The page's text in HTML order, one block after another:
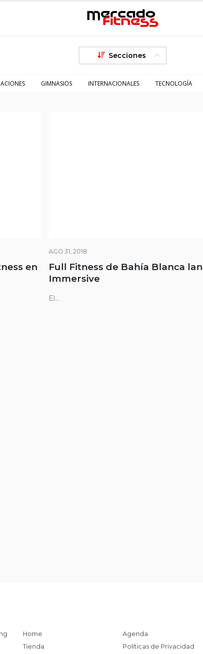
Secciones
GIMNASIOS INTERNACIONALES TECNOLOGÍA
en
AGO 31, 2018
Full Fitness de Bahía Blanca
Immersive
El...
Home
Tienda
Agenda
Políticas de Privacidad